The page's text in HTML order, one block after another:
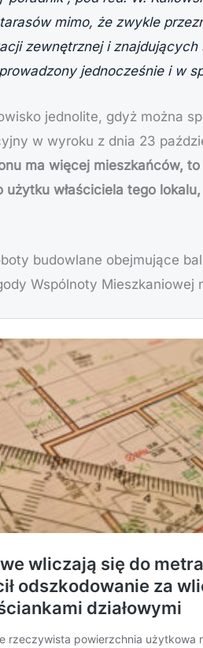
mimo, że zwykle
zewnętrznej i
jednocześnie i w
jednolite, gdyż można
w wyroku z dnia 23
ma więcej mieszkańców,
użytku właściciela tego
budowlane obejmujące
Wspólnoty Mieszkaniowej